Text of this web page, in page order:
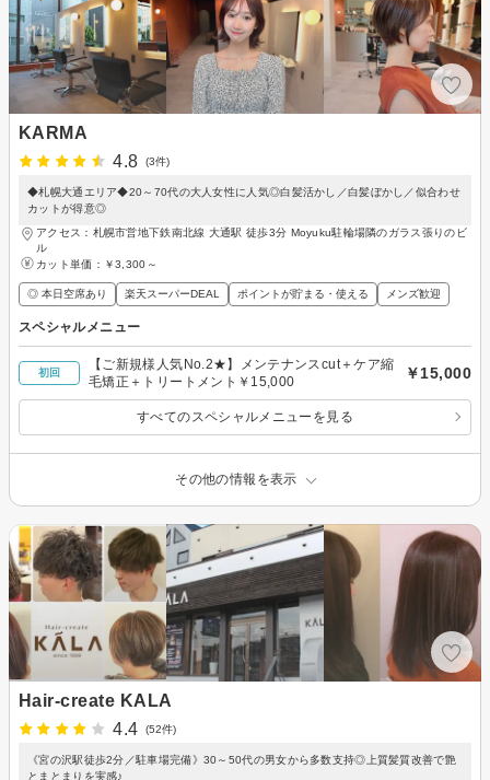
KARMA
4.8
(3件)
◆札幌大通エリア◆20～70代の大人女性に人気◎白髪活かし／白髪ぼかし／似合わせ
カットが得意◎
アクセス：札幌市営地下鉄南北線 大通駅 徒歩3分 Moyuku駐輪場隣のガラス張りのビ
ル
カット単価： ￥3,300～
◎ 本日空席あり 楽天スーパーDEAL ポイントが貯まる・使える メンズ歓迎
スペシャルメニュー
初回
【ご新規様人気No.2★】メンテナンスcut＋ケア縮
毛矯正＋トリートメント￥15,000
￥15,000
すべてのスペシャルメニューを見る
その他の情報を表示
Hair-create KALA
4.4
(52件)
《宮の沢駅徒歩2分／駐車場完備》30～50代の男女から多数支持◎上質髪質改善で艶
とまとまりを実感♪